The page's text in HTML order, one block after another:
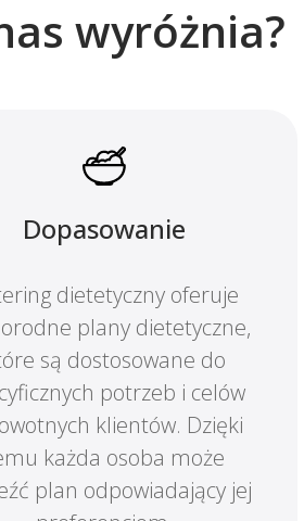
wyróżnia?
Dopasowanie
dietetyczny oferuje
plany dietetyczne,
są dostosowane do
potrzeb i celów
klientów. Dzięki
każda osoba może
plan odpowiadający jej